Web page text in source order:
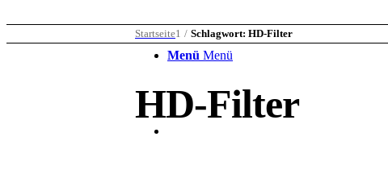
Menü Menü
Startseite1 / Schlagwort: HD-Filter
HD-Filter